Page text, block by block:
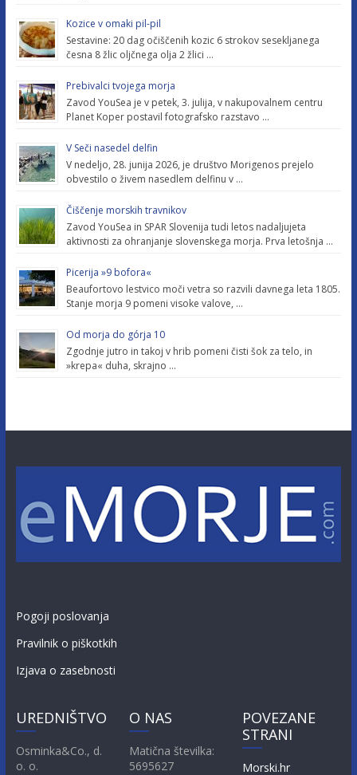
Kozice v omaki pil-pil
Sestavine: 20 dag očiščenih kozic 6 strokov sesekljanega
česna 8 žlic oljčnega olja 2 žlici …
Prebivalci tvojega morja
Zavod YouSea je v petek, 3. julija, v nakupovalnem centru
Planet Koper postavil fotografsko razstavo …
V Seči nasedel delfin
V nedeljo, 28. junija 2026, je društvo Morigenos prejelo
obvestilo o živem nasedlem delfinu v …
Čiščenje morskih travnikov
Zavod YouSea in SPAR Slovenija tudi letos nadaljujeta
aktivnosti za ohranjanje slovenskega morja. Prva letošnja …
Picerija »9 bofora«
Beaufortovo lestvico moči vetra so razvili davnega leta 1805.
Stanje morja 9 pomeni visoke valove, …
Od morja do górja 10
Zgodnje jutro in takoj v hrib pomeni čisti šok za telo, in
»krepa« duha, skrajno …
Pogoji poslovanja
Pravilnik o piškotkih
Izjava o zasebnosti
UREDNIŠTVO
Osminka&Co., d.
o. o.
O NAS
Matična številka:
5695627
POVEZANE
STRANI
Morski.hr